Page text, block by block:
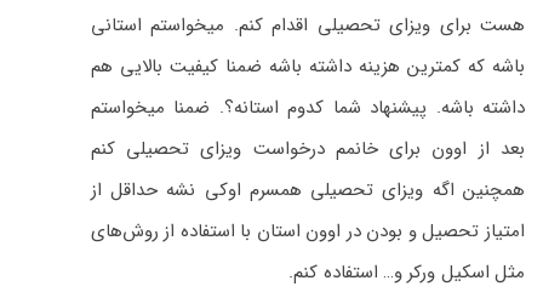
هست برای ویزای تحصیلی اقدام کنم. میخواستم استانی
باشه که کمترین هزینه داشته باشه ضمنا کیفیت بالایی هم
داشته باشه. پیشنهاد شما کدوم استانه؟. ضمنا میخواستم
بعد از اوون برای خانمم درخواست ویزای تحصیلی کنم
همچنین اگه ویزای تحصیلی همسرم اوکی نشه حداقل از
امتیاز تحصیل و بودن در اوون استان با استفاده از روش‌های
مثل اسکیل ورکر و… استفاده کنم.